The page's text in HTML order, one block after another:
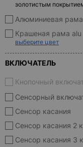
золотистым
Алюминиевая
Крашеная рама alu
выберите цвет
ВКЛЮЧАТЕЛЬ
Кнопочный
Сенсорный
Сенсор касания
Сенсор касания 2
Сенсор касания 3